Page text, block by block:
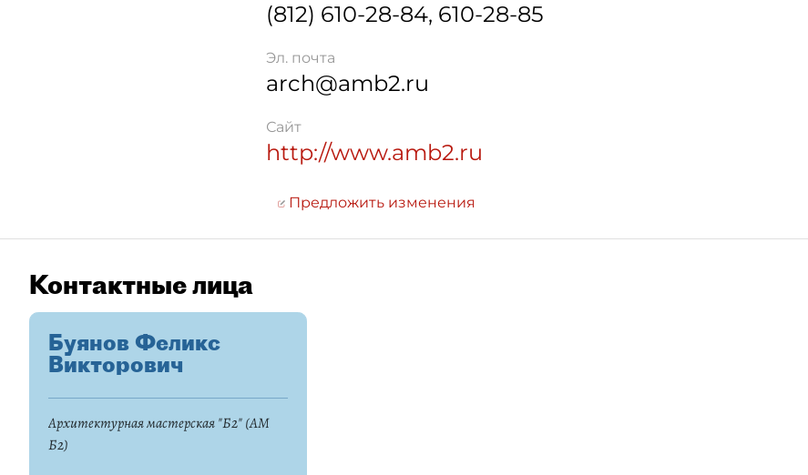
(812) 610-28-84, 610-28-85
Эл. почта
arch@amb2.ru
Сайт
http://www.amb2.ru
Предложить изменения
Контактные лица
Буянов Феликс
Викторович
Архитектурная мастерская "Б2" (АМ
Б2)